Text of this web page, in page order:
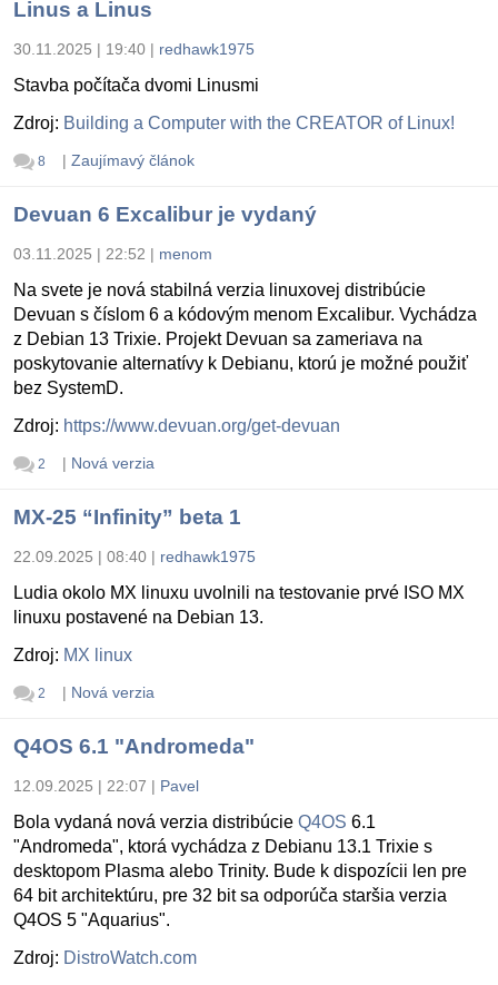
Linus a Linus
30.11.2025 | 19:40 | redhawk1975
Stavba počítača dvomi Linusmi
Zdroj: Building a Computer with the CREATOR of Linux!
8 | Zaujímavý článok
Devuan 6 Excalibur je vydaný
03.11.2025 | 22:52 | menom
Na svete je nová stabilná verzia linuxovej distribúcie
Devuan s číslom 6 a kódovým menom Excalibur. Vychádza
z Debian 13 Trixie. Projekt Devuan sa zameriava na
poskytovanie alternatívy k Debianu, ktorú je možné použiť
bez SystemD.
Zdroj: https://www.devuan.org/get-devuan
2 | Nová verzia
MX-25 “Infinity” beta 1
22.09.2025 | 08:40 | redhawk1975
Ludia okolo MX linuxu uvolnili na testovanie prvé ISO MX
linuxu postavené na Debian 13.
Zdroj: MX linux
2 | Nová verzia
Q4OS 6.1 "Andromeda"
12.09.2025 | 22:07 | Pavel
Bola vydaná nová verzia distribúcie Q4OS 6.1
"Andromeda", ktorá vychádza z Debianu 13.1 Trixie s
desktopom Plasma alebo Trinity. Bude k dispozícii len pre
64 bit architektúru, pre 32 bit sa odporúča staršia verzia
Q4OS 5 "Aquarius".
Zdroj: DistroWatch.com